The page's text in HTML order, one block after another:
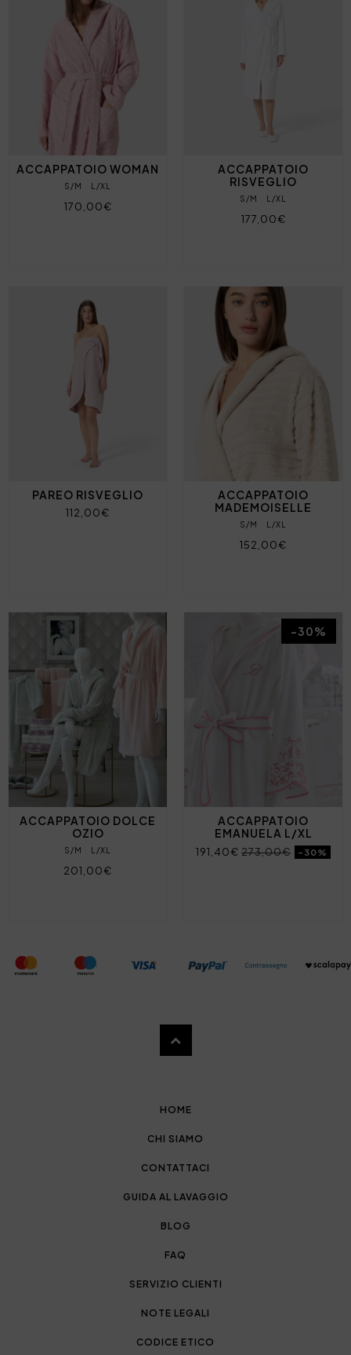
ACCAPPATOIO WOMAN
S/M L/XL
170,00€
ACCAPPATOIO
RISVEGLIO
S/M L/XL
177,00€
PAREO RISVEGLIO
112,00€
ACCAPPATOIO
MADEMOISELLE
S/M L/XL
152,00€
ACCAPPATOIO DOLCE
OZIO
S/M L/XL
201,00€
ACCAPPATOIO
EMANUELA L/XL
191,40€ 273,00€ -30%
-30%
HOME
CHI SIAMO
CONTATTACI
GUIDA AL LAVAGGIO
BLOG
FAQ
SERVIZIO CLIENTI
NOTE LEGALI
CODICE ETICO